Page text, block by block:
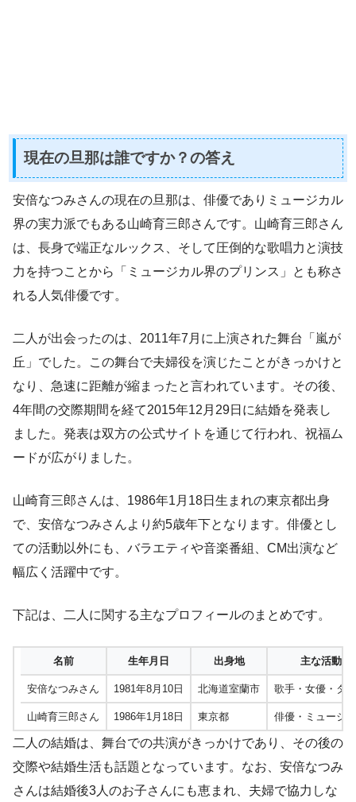
現在の旦那は誰ですか？の答え
安倍なつみさんの現在の旦那は、俳優でありミュージカル
界の実力派でもある山崎育三郎さんです。山崎育三郎さん
は、長身で端正なルックス、そして圧倒的な歌唱力と演技
力を持つことから「ミュージカル界のプリンス」とも称さ
れる人気俳優です。
二人が出会ったのは、2011年7月に上演された舞台「嵐が
丘」でした。この舞台で夫婦役を演じたことがきっかけと
なり、急速に距離が縮まったと言われています。その後、
4年間の交際期間を経て2015年12月29日に結婚を発表し
ました。発表は双方の公式サイトを通じて行われ、祝福ム
ードが広がりました。
山崎育三郎さんは、1986年1月18日生まれの東京都出身
で、安倍なつみさんより約5歳年下となります。俳優とし
ての活動以外にも、バラエティや音楽番組、CM出演など
幅広く活躍中です。
下記は、二人に関する主なプロフィールのまとめです。
名前 生年月日 出身地 主な活動分
安倍なつみさん 1981年8月10日 北海道室蘭市 歌手・女優・タ
山崎育三郎さん 1986年1月18日 東京都 俳優・ミュージ
二人の結婚は、舞台での共演がきっかけであり、その後の
交際や結婚生活も話題となっています。なお、安倍なつみ
さんは結婚後3人のお子さんにも恵まれ、夫婦で協力しな